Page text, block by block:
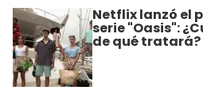
Netflix lanzó el
serie "Oasis":
de qué tratará?